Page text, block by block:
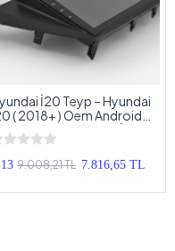
İ20 Teyp – Hyundai
( 2018+ ) Oem Android
– Hyundai İ20
Double Teyp
9.008,21 TL 7.816,65 TL